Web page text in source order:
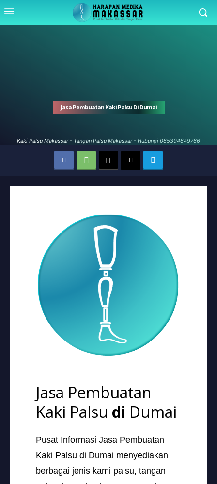
Jasa Pembuatan Kaki Palsu Di Dumai
Kaki Palsu Makassar - Tangan Palsu Makassar - Hubungi 085394849766
Jasa Pembuatan
Kaki Palsu di Dumai
Pusat Informasi Jasa Pembuatan
Kaki Palsu di Dumai menyediakan
berbagai jenis kami palsu, tangan